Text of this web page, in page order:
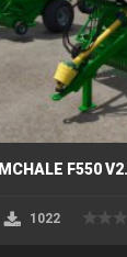
MCHALE F550
1022